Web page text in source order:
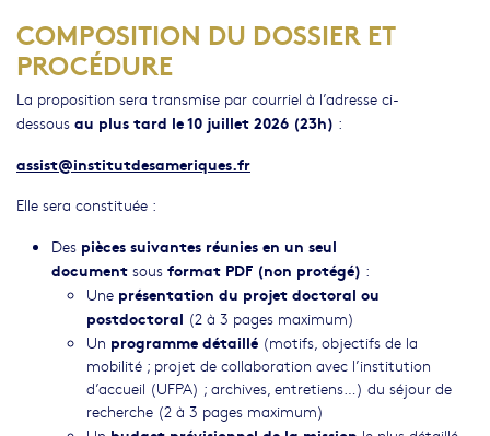
COMPOSITION DU DOSSIER ET
PROCÉDURE
La proposition sera transmise par courriel à l’adresse ci-
dessous au plus tard le 10 juillet 2026 (23h) :
assist@institutdesameriques.fr
Elle sera constituée :
Des pièces suivantes réunies en un seul
document sous format PDF (non protégé) :
Une présentation du projet doctoral ou
postdoctoral (2 à 3 pages maximum)
Un programme détaillé (motifs, objectifs de la
mobilité ; projet de collaboration avec l’institution
d’accueil (UFPA) ; archives, entretiens…) du séjour de
recherche (2 à 3 pages maximum)